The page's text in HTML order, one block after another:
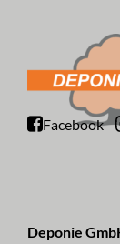
Facebook
Deponie